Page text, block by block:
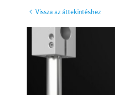
Vissza az áttekintéshez